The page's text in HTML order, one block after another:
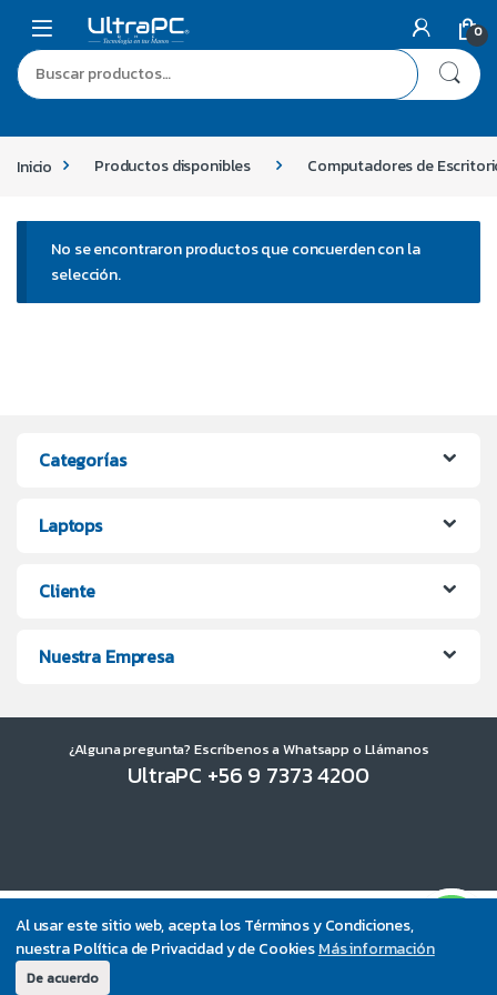
Al usar este sitio web, acepta los Términos y Condiciones,
nuestra Política de Privacidad y de CookiesMás información
De acuerdo
0
Inicio Productos disponibles Computadores de
No se encontraron productos que concuerden con la
selección.
Categorías
Laptops
Cliente
Nuestra Empresa
¿Alguna pregunta? Escríbenos a Whatsapp o Llámanos
UltraPC +56 9 7373 4200